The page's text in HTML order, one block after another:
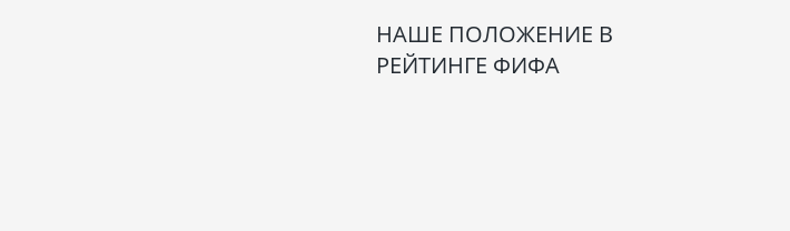
НАШЕ ПОЛОЖЕНИЕ В
РЕЙТИНГЕ ФИФА